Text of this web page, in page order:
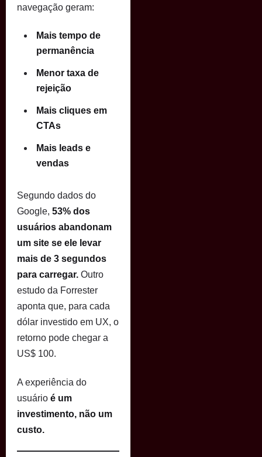
navegação geram:
Mais tempo de
permanência
Menor taxa de
rejeição
Mais cliques em
CTAs
Mais leads e
vendas
Segundo dados do
Google, 53% dos
usuários abandonam
um site se ele levar
mais de 3 segundos
para carregar. Outro
estudo da Forrester
aponta que, para cada
dólar investido em UX, o
retorno pode chegar a
US$ 100.
A experiência do
usuário é um
investimento, não um
custo.